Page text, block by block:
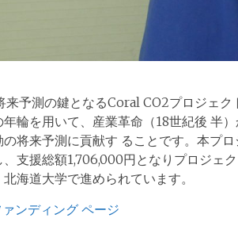
予測の鍵となるCoral CO2プロジェク
輪を⽤いて、産業⾰命（18世紀後 半
将来予測に貢献す ることです。本プ
⽀援総額1,706,000円となりプロジェ
海道⼤学で進められています。
ンディング ページ